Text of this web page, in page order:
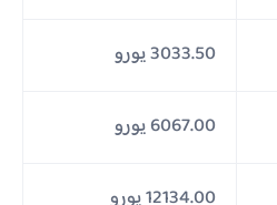
3033.50 يورو
6067.00 يورو